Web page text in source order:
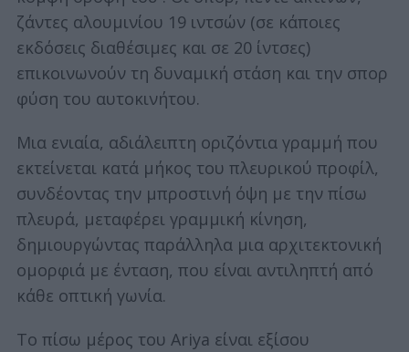
ζάντες αλουμινίου 19 ιντσών (σε κάποιες
εκδόσεις διαθέσιμες και σε 20 ίντσες)
επικοινωνούν τη δυναμική στάση και την σπορ
φύση του αυτοκινήτου.
Μια ενιαία, αδιάλειπτη οριζόντια γραμμή που
εκτείνεται κατά μήκος του πλευρικού προφίλ,
συνδέοντας την μπροστινή όψη με την πίσω
πλευρά, μεταφέρει γραμμική κίνηση,
δημιουργώντας παράλληλα μια αρχιτεκτονική
ομορφιά με ένταση, που είναι αντιληπτή από
κάθε οπτική γωνία.
Το πίσω μέρος του Ariya είναι εξίσου